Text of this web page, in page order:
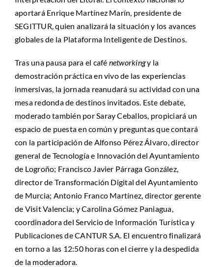
aportará Enrique Martínez Marín, presidente de
SEGITTUR, quien analizará la situación y los avances
globales de la Plataforma Inteligente de Destinos.
Tras una pausa para el café networkingy la
demostración práctica en vivo de las experiencias
inmersivas, la jornada reanudará su actividad con una
mesa redonda de destinos invitados. Este debate,
moderado también por Saray Ceballos, propiciará un
espacio de puesta en común y preguntas que contará
con la participación de Alfonso Pérez Álvaro, director
general de Tecnología e Innovación del Ayuntamiento
de Logroño; Francisco Javier Párraga González,
director de Transformación Digital del Ayuntamiento
de Murcia; Antonio Franco Martínez, director gerente
de Visit Valencia; y Carolina Gómez Paniagua,
coordinadora del Servicio de Información Turística y
Publicaciones de CANTUR S.A. El encuentro finalizará
en torno a las 12:50 horas con el cierre y la despedida
de la moderadora.